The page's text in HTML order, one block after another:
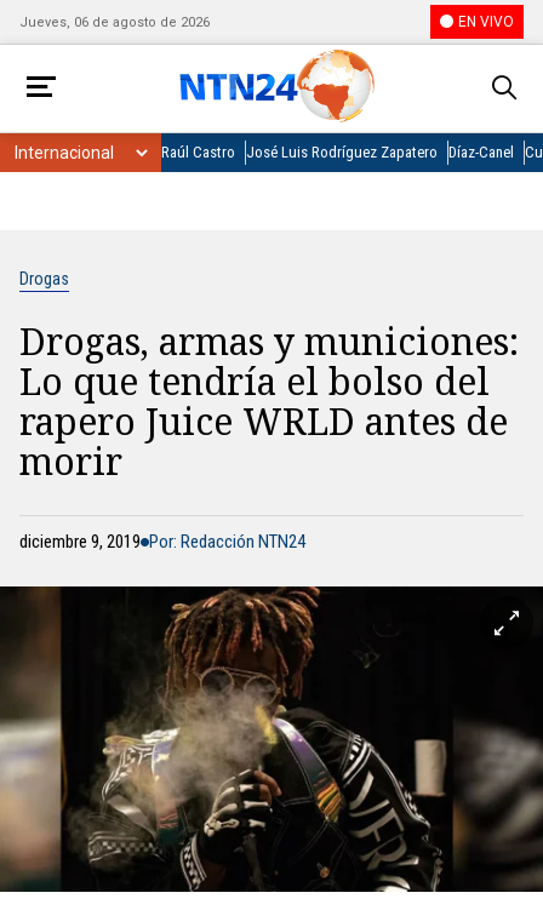
Jueves, 06 de agosto de 2026 EN VIVO
Raúl Castro José Luis Rodríguez Zapatero Díaz-Canel
Drogas
Drogas, armas y municiones:
Lo que tendría el bolso del
rapero Juice WRLD antes de
morir
diciembre 9, 2019 Por: Redacción NTN24